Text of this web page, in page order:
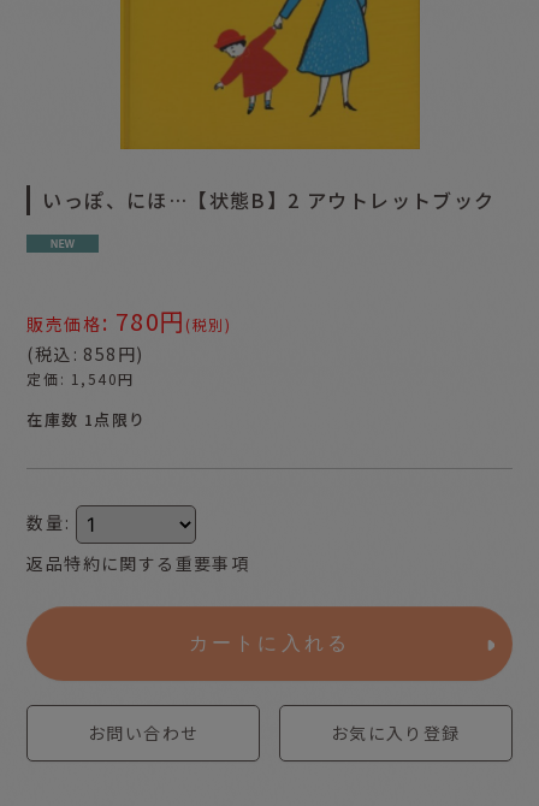
いっぽ、にほ…【状態B】2 アウトレットブック
販売価格: 780円 (税別)
(税込 : 858 円)
定価: 1,540円
在庫数 1点限り
数量 :
返品特約に関する重要事項
カートに入れる
お問い合わせ お気に入り登録